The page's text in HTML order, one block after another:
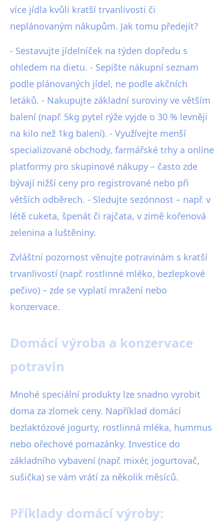
více jídla kvůli kratší trvanlivosti či
neplánovaným nákupům. Jak tomu předejít?
- Sestavujte jídelníček na týden dopředu s
ohledem na dietu. - Sepište nákupní seznam
podle plánovaných jídel, ne podle akčních
letáků. - Nakupujte základní suroviny ve větším
balení (např. 5kg pytel rýže vyjde o 30 % levněji
na kilo než 1kg balení). - Využívejte menší
specializované obchody, farmářské trhy a online
platformy pro skupinové nákupy – často zde
bývají nižší ceny pro registrované nebo při
větších odběrech. - Sledujte sezónnost – např. v
létě cuketa, špenát či rajčata, v zimě kořenová
zelenina a luštěniny.
Zvláštní pozornost věnujte potravinám s kratší
trvanlivostí (např. rostlinné mléko, bezlepkové
pečivo) – zde se vyplatí mražení nebo
konzervace.
Domácí výroba a konzervace
potravin
Mnohé speciální produkty lze snadno vyrobit
doma za zlomek ceny. Například domácí
bezlaktózové jogurty, rostlinná mléka, hummus
nebo ořechové pomazánky. Investice do
základního vybavení (např. mixér, jogurtovač,
sušička) se vám vrátí za několik měsíců.
Příklady domácí výroby: